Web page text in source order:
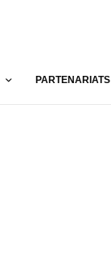
PARTENARIATS